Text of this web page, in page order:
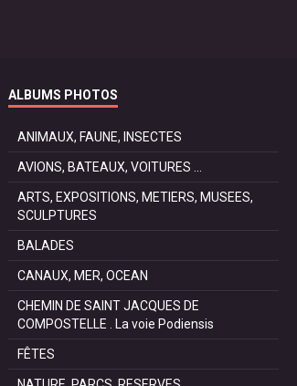
ALBUMS PHOTOS
ANIMAUX, FAUNE, INSECTES
AVIONS, BATEAUX, VOITURES ...
ARTS, EXPOSITIONS, METIERS, MUSEES,
SCULPTURES
BALADES
CANAUX, MER, OCEAN
CHEMIN DE SAINT JACQUES DE
COMPOSTELLE . La voie Podiensis
FÊTES